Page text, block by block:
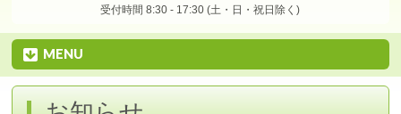
受付時間 8:30 - 17:30 (土・日・祝日除く)
MENU